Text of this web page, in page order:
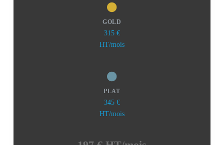
GOLD
315 €
HT/mois
PLAT
345 €
HT/mois